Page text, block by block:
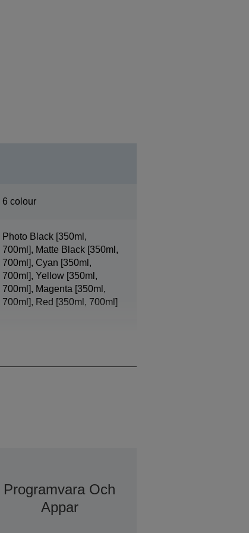
6 colour
Photo Black [350ml,
700ml], Matte Black [350ml,
700ml], Cyan [350ml,
700ml], Yellow [350ml,
700ml], Magenta [350ml,
700ml], Red [350ml, 700ml]
Programvara Och
Appar